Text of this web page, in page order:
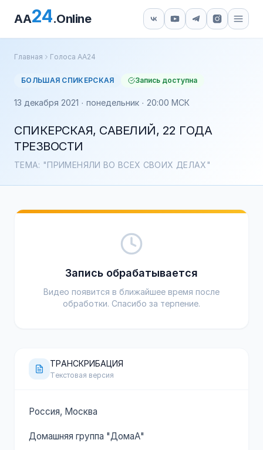
AA24.Online
Главная Голоса АА24
БОЛЬШАЯ СПИКЕРСКАЯ Запись доступна
13 декабря 2021 · понедельник · 20:00 МСК
СПИКЕРСКАЯ, САВЕЛИЙ, 22 ГОДА
ТРЕЗВОСТИ
ТЕМА: "ПРИМЕНЯЛИ ВО ВСЕХ СВОИХ ДЕЛАХ"
Запись обрабатывается
Видео появится в ближайшее время после
обработки. Спасибо за терпение.
ТРАНСКРИБАЦИЯ
Текстовая версия
Россия, Москва
Домашняя группа "ДомаА"